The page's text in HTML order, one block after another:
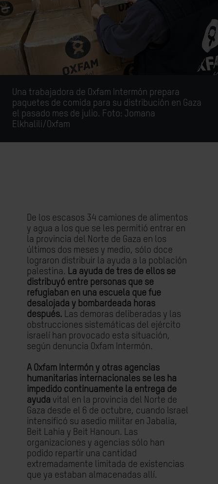
Una trabajadora de Oxfam Intermón prepara
paquetes de comida para su distribución en Gaza
el pasado mes de julio. Foto: Jomana
Elkhalili/Oxfam
De los escasos 34 camiones de alimentos
y agua a los que se les permitió entrar en
la provincia del Norte de Gaza en los
últimos dos meses y medio, sólo doce
lograron distribuir la ayuda a la población
palestina. La ayuda de tres de ellos se
distribuyó entre personas que se
refugiaban en una escuela que fue
desalojada y bombardeada horas
después. Las demoras deliberadas y las
obstrucciones sistemáticas del ejército
israelí han provocado esta situación,
según denuncia Oxfam Intermón.
A Oxfam Intermón y otras agencias
humanitarias internacionales se les ha
impedido continuamente la entrega de
ayuda vital en la provincia del Norte de
Gaza desde el 6 de octubre, cuando Israel
intensificó su asedio militar en Jabalia,
Beit Lahia y Beit Hanoun. Las
organizaciones y agencias sólo han
podido repartir una cantidad
extremadamente limitada de existencias
que ya estaban almacenadas allí.